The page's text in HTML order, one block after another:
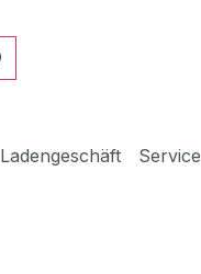
Ladengeschäft Service